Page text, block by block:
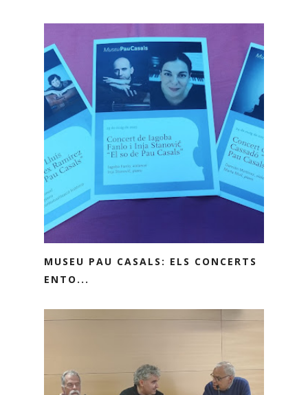
MUSEU PAU CASALS: ELS CONCERTS
ENTO...